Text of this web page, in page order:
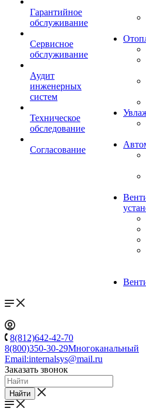
Гарантийное
обслуживание
Сервисное
обслуживание
Аудит
инженерных
систем
Техническое
обследование
Согласование
8(812)642-42-70
8(800)350-30-29Многоканальный
Email:internalsys@mail.ru
Заказать звонок
Найти